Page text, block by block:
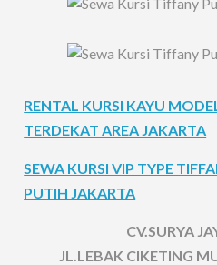
RENTAL KURSI KAYU
TERDEKAT AREA JAKARTA
SEWA KURSI VIP TYPE
PUTIH JAKARTA
CV.SURYA
JL.LEBAK CIKETING